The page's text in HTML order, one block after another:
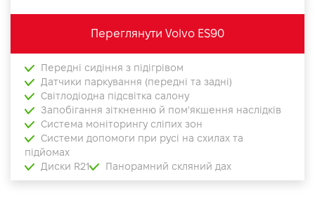
Переглянути Volvo ES90
Передні сидіння з підігрівом
Датчики паркування (передні та задні)
Світлодіодна підсвітка салону
Запобігання зіткненню й пом'якшення наслідків
Система моніторингу сліпих зон
Системи допомоги при русі на схилах та
підйомах
Диски R21
Панорамний скляний дах